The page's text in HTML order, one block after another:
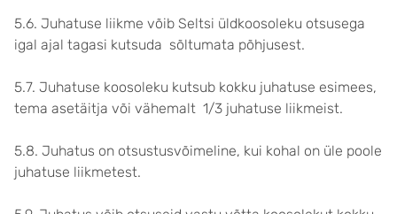
5.6. Juhatuse liikme võib Seltsi üldkoosoleku otsusega
igal ajal tagasi kutsuda sõltumata põhjusest.
5.7. Juhatuse koosoleku kutsub kokku juhatuse esimees,
tema asetäitja või vähemalt 1/3 juhatuse liikmeist.
5.8. Juhatus on otsustusvõimeline, kui kohal on üle poole
juhatuse liikmetest.